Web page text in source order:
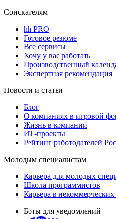
Соискателям
hh PRO
Готовое резюме
Все сервисы
Хочу у вас работать
Производственный
Экспертная рекомендация
Новости и статьи
Блог
О компаниях в игровой
Жизнь в компании
ИТ-проекты
Рейтинг работодателей
Молодым специалистам
Карьера для молодых
Школа программистов
Карьера в некоммерческих
Боты для уведомлений